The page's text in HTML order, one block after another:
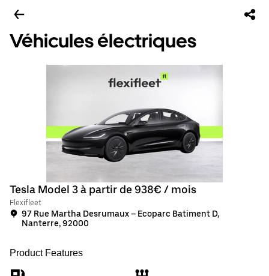
Véhicules électriques
Tesla Model 3 à partir de 938€ / mois
Flexifleet
97 Rue Martha Desrumaux – Ecoparc Batiment D,
Nanterre, 92000
Product Features